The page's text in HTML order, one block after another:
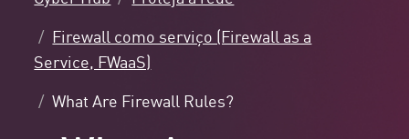
Firewall como serviço (Firewall as a
Service, FWaaS)
What Are Firewall Rules?